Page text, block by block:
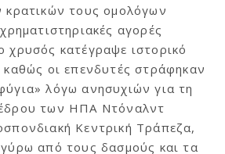
κρατικών τους ομολόγων
αγορές
χρυσός κατέγραψε ιστορικό
οι επενδυτές στράφηκαν
λόγω ανησυχιών για τη
των ΗΠΑ Ντόναλντ
Κεντρική Τράπεζα,
από τους δασμούς και τα